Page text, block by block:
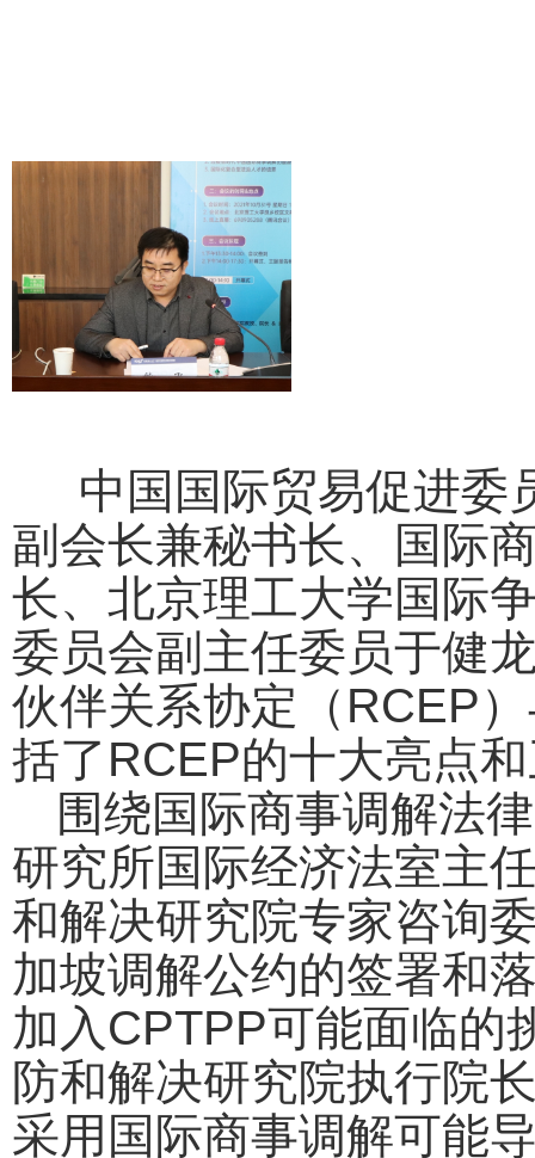
中国国际贸易促进委
副会长兼秘书长、国际
长、北京理工大学国际
委员会副主任委员于健
伙伴关系协定（RCEP
括了RCEP的十大亮点
围绕国际商事调解法
研究所国际经济法室主
和解决研究院专家咨询
加坡调解公约的签署和
加入CPTPP可能面临的
防和解决研究院执行院
采用国际商事调解可能